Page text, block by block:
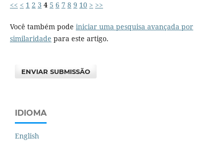
<< < 1 2 3 4 5 6 7 8 9 10 > >>
Você também pode iniciar uma pesquisa avançada por
similaridade para este artigo.
ENVIAR SUBMISSÃO
IDIOMA
English